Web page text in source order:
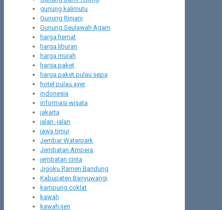
gunung kalimutu
Gunung Rinjani
Gunung Seulawah Agam
harga hemat
harga liburan
harga murah
harga paket
harga paket pulau sepa
hotel pulau ayer
indonesia
informasi wisata
jakarta
jalan -jalan
jawa timur
Jembar Waterpark
Jembatan Ampera
jembatan cinta
Jigoku Ramen Bandung
Kabupaten Banyuwangi
kampung coklat
kawah
kawah ijen